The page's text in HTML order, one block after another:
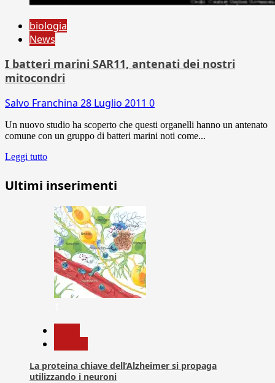
biologia
News
I batteri marini SAR11, antenati dei nostri
mitocondri
Salvo Franchina 28 Luglio 2011 0
Un nuovo studio ha scoperto che questi organelli hanno un antenato
comune con un gruppo di batteri marini noti come...
Leggi tutto
Ultimi inserimenti
La proteina chiave dell’Alzheimer si propaga
utilizzando i neuroni